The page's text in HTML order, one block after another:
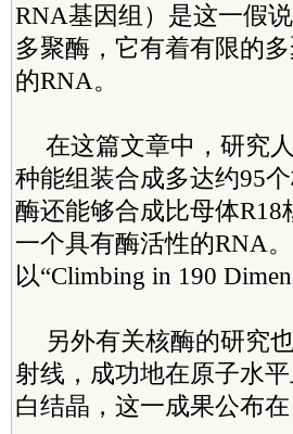
RNA基因组）是这一假
多聚酶，它有着有限的
的RNA。
在这篇文章中，研究
种能组装合成多达约95
酶还能够合成比母体
一个具有酶活性的RNA
以“Climbing in 190
另外有关核酶的研究
射线，成功地在原子水
白结晶，这一成果公布